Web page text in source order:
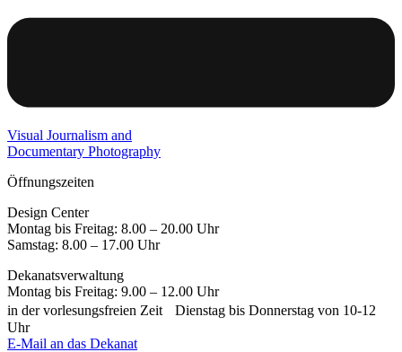
Visual Journalism and
Documentary Photography
Öffnungszeiten
Design Center
Montag bis Freitag: 8.00 – 20.00 Uhr
Samstag: 8.00 – 17.00 Uhr
Dekanatsverwaltung
Montag bis Freitag: 9.00 – 12.00 Uhr
in der vorlesungsfreien Zeit Dienstag bis Donnerstag von 10-12
Uhr
E-Mail an das Dekanat